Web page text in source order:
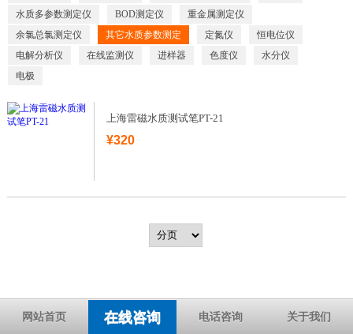
水质多参数测定仪
BOD测定仪
重金属测定仪
余氯总氯测定仪
其它水质参数测定 定氮仪
恒电位仪
电解分析仪
在线监测仪 进样器 色度仪
水分仪
电极
上海雷磁水质测试笔PT-21
¥320
网站首页 在线咨询 电话咨询 关于我们